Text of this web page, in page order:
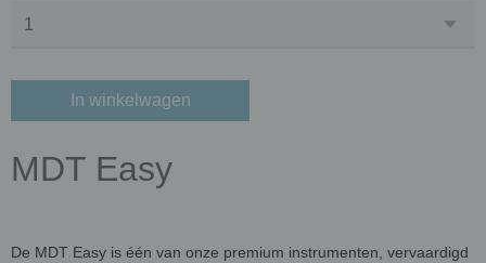
In winkelwagen
MDT Easy
De MDT Easy is één van onze premium instrumenten, vervaardigd